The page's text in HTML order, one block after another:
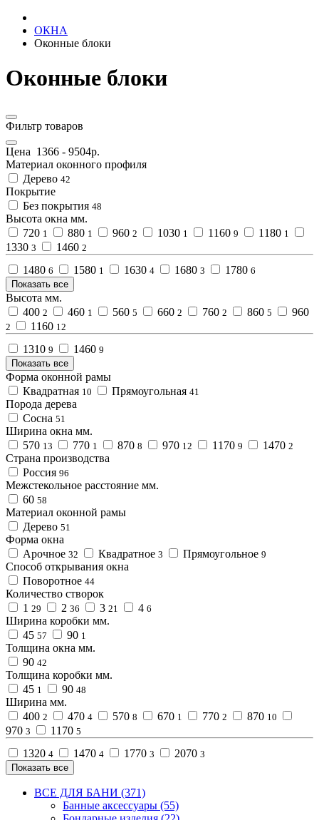
ОКНА
Оконные блоки
Оконные блоки
Фильтр товаров
Цена 1366 - 9504р.
Материал оконного профиля
Дерево 42
Покрытие
Без покрытия 48
Высота окна мм.
720 1 880 1 960 2 1030 1 1160 9 1180 1
1330 3 1460 2
1480 6 1580 1 1630 4 1680 3 1780 6
Показать все
Высота мм.
400 2 460 1 560 5 660 2 760 2 860 5 960
2 1160 12
1310 9 1460 9
Показать все
Форма оконной рамы
Квадратная 10 Прямоугольная 41
Порода дерева
Сосна 51
Ширина окна мм.
570 13 770 1 870 8 970 12 1170 9 1470 2
Страна производства
Россия 96
Межстекольное расстояние мм.
60 58
Материал оконной рамы
Дерево 51
Форма окна
Арочное 32 Квадратное 3 Прямоугольное 9
Способ открывания окна
Поворотное 44
Количество створок
1 29 2 36 3 21 4 6
Ширина коробки мм.
45 57 90 1
Толщина окна мм.
90 42
Толщина коробки мм.
45 1 90 48
Ширина мм.
400 2 470 4 570 8 670 1 770 2 870 10
970 3 1170 5
1320 4 1470 4 1770 3 2070 3
Показать все
ВСЕ ДЛЯ БАНИ (371)
Банные аксессуары (55)